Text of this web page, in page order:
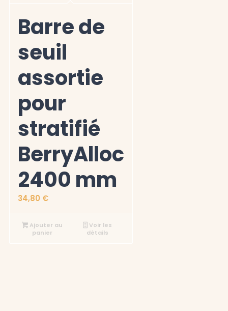
Barre de
seuil
assortie
pour
stratifié
BerryAlloc
2400 mm
34,80 €
Ajouter au
panier
Voir les
détails